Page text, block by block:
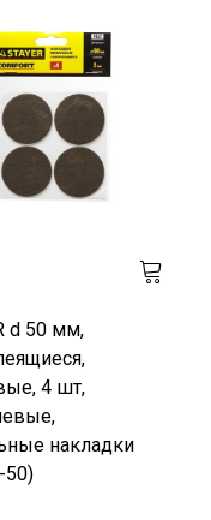
d 50 мм,
4 шт,
накладки
50)